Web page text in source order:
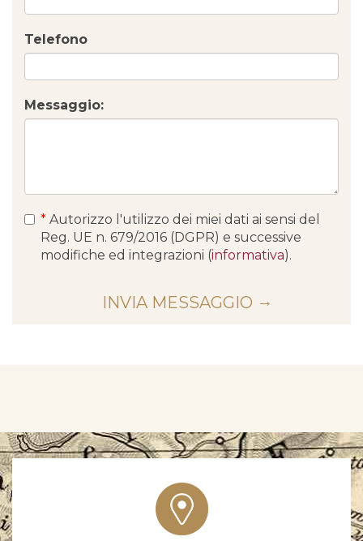
Telefono
Messaggio:
* Autorizzo l'utilizzo dei miei dati ai sensi del
Reg. UE n. 679/2016 (DGPR) e successive
modifiche ed integrazioni (informativa).
INVIA MESSAGGIO